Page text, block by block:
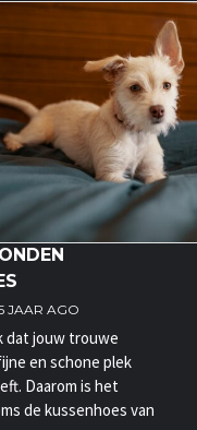
JAAR AGO
dat jouw trouwe
en schone plek
Daarom is het
de kussenhoes van